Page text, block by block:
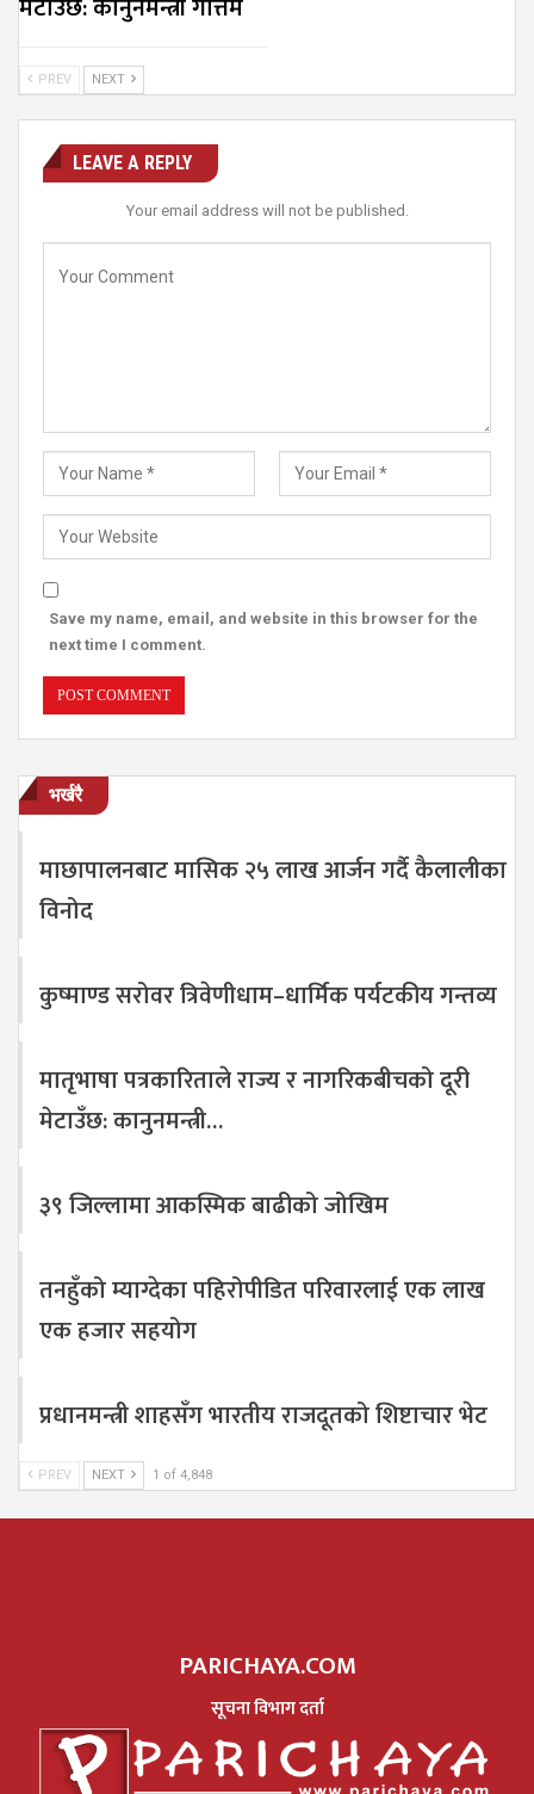
मेटाउँछ: कानुनमन्त्री गौत्तम
PREV NEXT
LEAVE A REPLY
Your email address will not be published.
Save my name, email, and website in this browser for the
next time I comment.
भर्खरै
माछापालनबाट मासिक २५ लाख आर्जन गर्दै कैलालीका
विनोद
कुष्माण्ड सरोवर त्रिवेणीधाम–धार्मिक पर्यटकीय गन्तव्य
मातृभाषा पत्रकारिताले राज्य र नागरिकबीचको दूरी
मेटाउँछ: कानुनमन्त्री…
३९ जिल्लामा आकस्मिक बाढीको जोखिम
तनहुँको म्याग्देका पहिरोपीडित परिवारलाई एक लाख
एक हजार सहयोग
प्रधानमन्त्री शाहसँग भारतीय राजदूतको शिष्टाचार भेट
PREV NEXT 1 of 4,848
PARICHAYA.COM
सूचना विभाग दर्ता